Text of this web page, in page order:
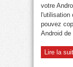
votre
l'utilisation
pouvez
Android de
Lire la